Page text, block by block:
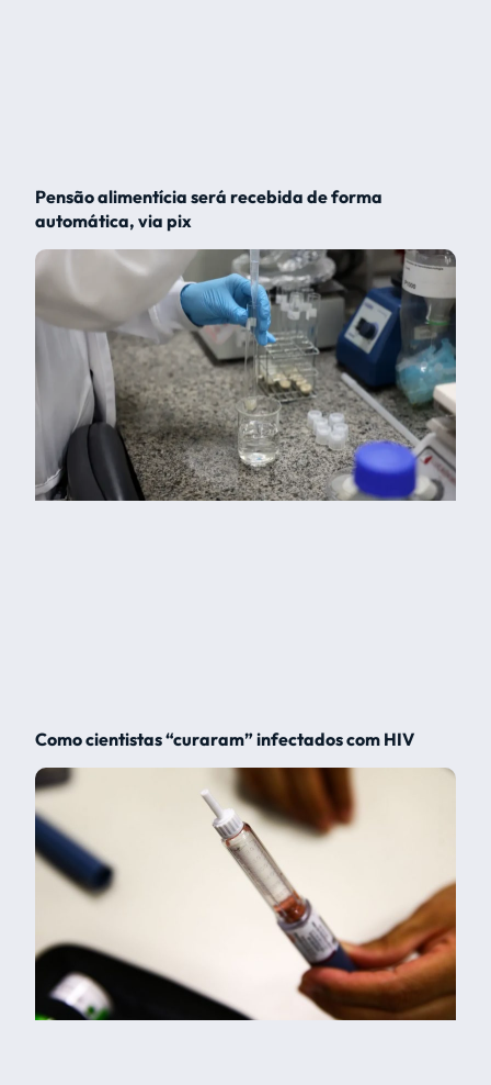
Pensão alimentícia será recebida de forma
automática, via pix
Como cientistas “curaram” infectados com HIV